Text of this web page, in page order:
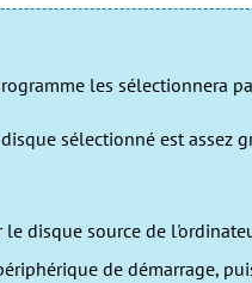
les sélectionnera
sélectionné est assez
disque source de
de démarrage,